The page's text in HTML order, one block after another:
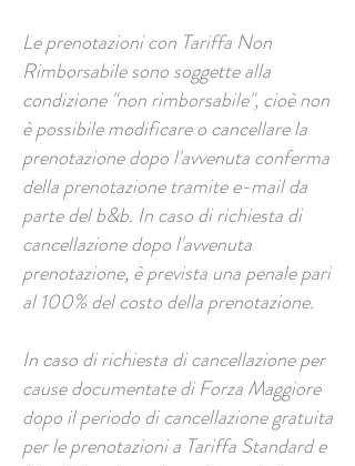
​Le prenotazioni con Tariffa Non
Rimborsabile sono soggette alla
condizione "non rimborsabile", cioè non
è possibile modificare o cancellare la
prenotazione dopo l'avvenuta conferma
della prenotazione tramite e-mail da
parte del b&b. In caso di richiesta di
cancellazione dopo l'avvenuta
prenotazione, è prevista una penale pari
al 100% del costo della prenotazione.
​In caso di richiesta di cancellazione per
cause documentate di Forza Maggiore
dopo il periodo di cancellazione gratuita
per le prenotazioni a Tariffa Standard e